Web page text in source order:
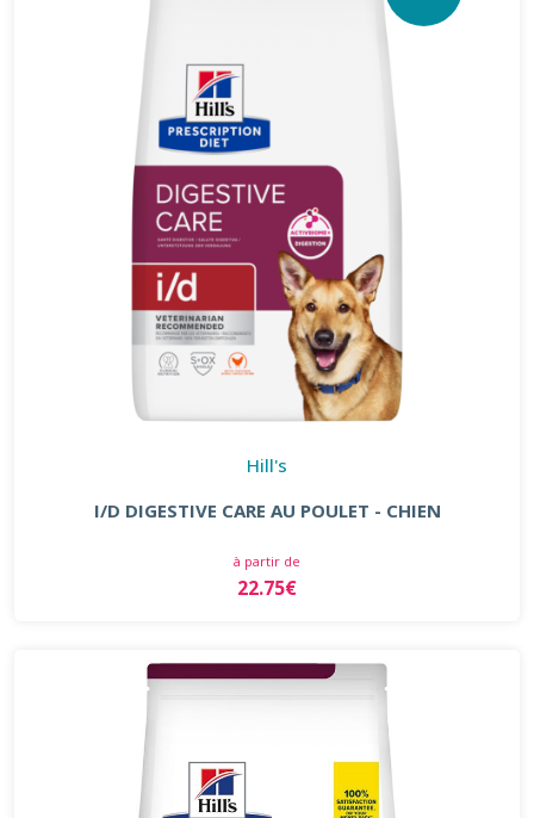
Hill's
I/D DIGESTIVE CARE AU POULET - CHIEN
à partir de
22.75€